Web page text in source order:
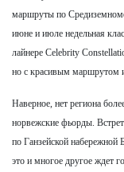
маршруты по
июне и июле недельная
лайнере Celebrity
но с красивым маршрутом
Наверное, нет региона
норвежские фьорды.
по Ганзейской набережной
это и многое другое ждет